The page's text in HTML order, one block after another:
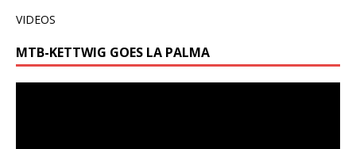
VIDEOS
MTB-KETTWIG GOES LA PALMA